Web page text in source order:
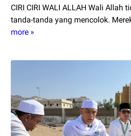
CIRI CIRI WALI ALLAH Wali Allah
tanda-tanda yang mencolok.
more »
Ciri-